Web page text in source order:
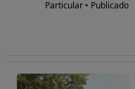
Particular • Publicado